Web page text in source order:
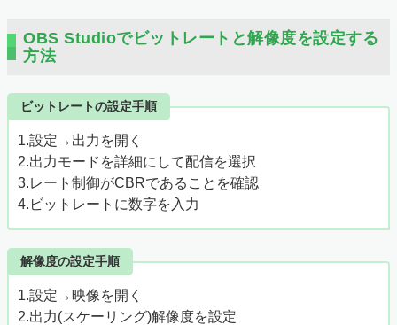
OBS Studioでビットレートと解像度を設定する
方法
ビットレートの設定手順
1.設定→出力を開く
2.出力モードを詳細にして配信を選択
3.レート制御がCBRであることを確認
4.ビットレートに数字を入力
解像度の設定手順
1.設定→映像を開く
2.出力(スケーリング)解像度を設定